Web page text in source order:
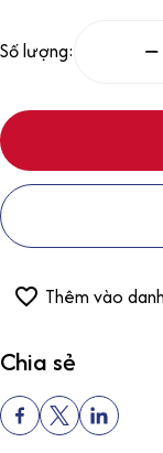
Số lượng:
Thêm vào
Chia sẻ